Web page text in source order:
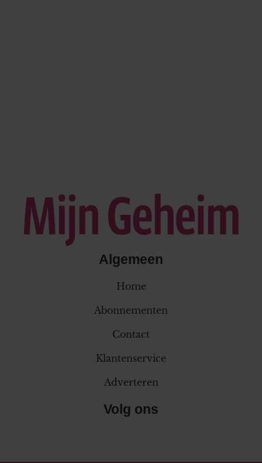
Algemeen
Home
Abonnementen
Contact
Klantenservice
Adverteren
Volg ons